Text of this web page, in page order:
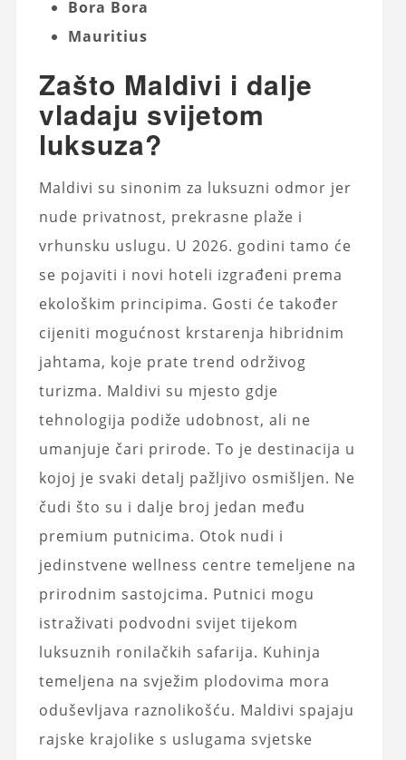
Bora Bora
Mauritius
Zašto Maldivi i dalje
vladaju svijetom
luksuza?
Maldivi su sinonim za luksuzni odmor jer
nude privatnost, prekrasne plaže i
vrhunsku uslugu. U 2026. godini tamo će
se pojaviti i novi hoteli izgrađeni prema
ekološkim principima. Gosti će također
cijeniti mogućnost krstarenja hibridnim
jahtama, koje prate trend održivog
turizma. Maldivi su mjesto gdje
tehnologija podiže udobnost, ali ne
umanjuje čari prirode. To je destinacija u
kojoj je svaki detalj pažljivo osmišljen. Ne
čudi što su i dalje broj jedan među
premium putnicima. Otok nudi i
jedinstvene wellness centre temeljene na
prirodnim sastojcima. Putnici mogu
istraživati podvodni svijet tijekom
luksuznih ronilačkih safarija. Kuhinja
temeljena na svježim plodovima mora
oduševljava raznolikošću. Maldivi spajaju
rajske krajolike s uslugama svjetske